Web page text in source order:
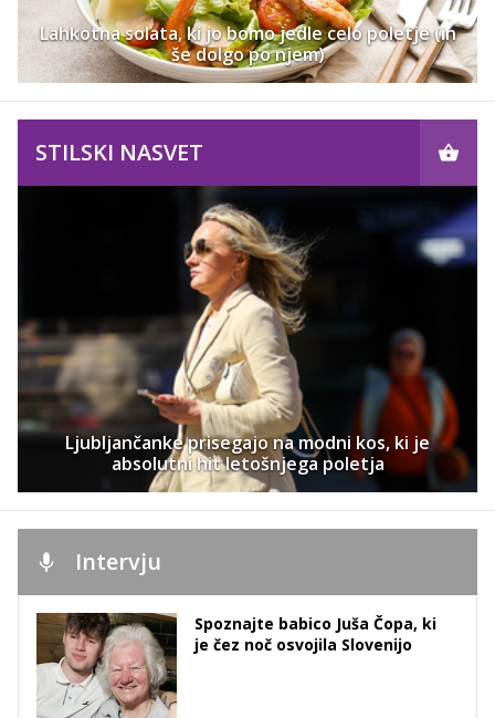
Lahkotna solata, ki jo bomo jedle celo poletje (in
še dolgo po njem)
STILSKI NASVET
Ljubljančanke prisegajo na modni kos, ki je
absolutni hit letošnjega poletja
Intervju
Spoznajte babico Juša Čopa, ki
je čez noč osvojila Slovenijo